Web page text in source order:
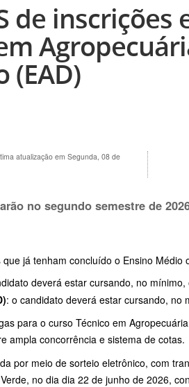
de inscrições
(EAD)
atualização em Segunda, 08 de
no segundo semestre de
já tenham concluído o Ensino Médio
deverá estar cursando, no mínimo,
: o candidato deverá estar cursando, no
para o curso Técnico em
ampla concorrência e sistema de cotas.
por meio de sorteio eletrônico, com
no dia dia 22 de junho de 2026,